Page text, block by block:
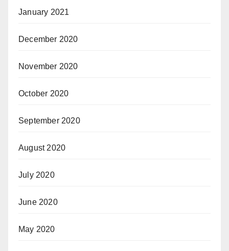
January 2021
December 2020
November 2020
October 2020
September 2020
August 2020
July 2020
June 2020
May 2020